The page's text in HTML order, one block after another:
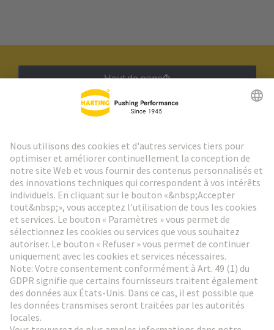
Haut de page
Aller à l'inscription
Social Media